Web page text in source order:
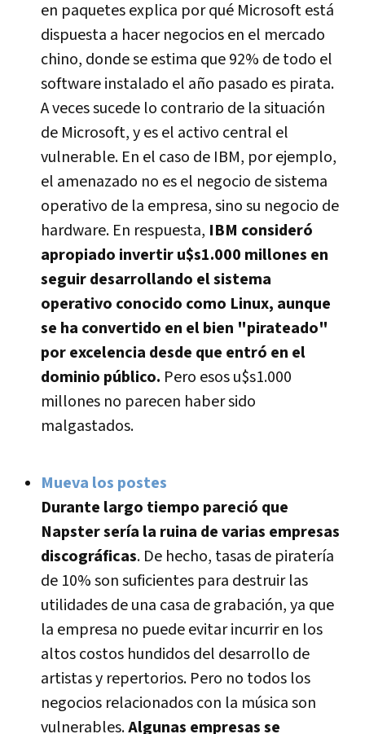
en paquetes explica por qué Microsoft está
dispuesta a hacer negocios en el mercado
chino, donde se estima que 92% de todo el
software instalado el año pasado es pirata.
A veces sucede lo contrario de la situación
de Microsoft, y es el activo central el
vulnerable. En el caso de IBM, por ejemplo,
el amenazado no es el negocio de sistema
operativo de la empresa, sino su negocio de
hardware. En respuesta, IBM consideró
apropiado invertir u$s1.000 millones en
seguir desarrollando el sistema
operativo conocido como Linux, aunque
se ha convertido en el bien "pirateado"
por excelencia desde que entró en el
dominio público. Pero esos u$s1.000
millones no parecen haber sido
malgastados.
Mueva los postes
Durante largo tiempo pareció que
Napster serí­a la ruina de varias empresas
discográficas. De hecho, tasas de piraterí­a
de 10% son suficientes para destruir las
utilidades de una casa de grabación, ya que
la empresa no puede evitar incurrir en los
altos costos hundidos del desarrollo de
artistas y repertorios. Pero no todos los
negocios relacionados con la música son
vulnerables.Algunas empresas se